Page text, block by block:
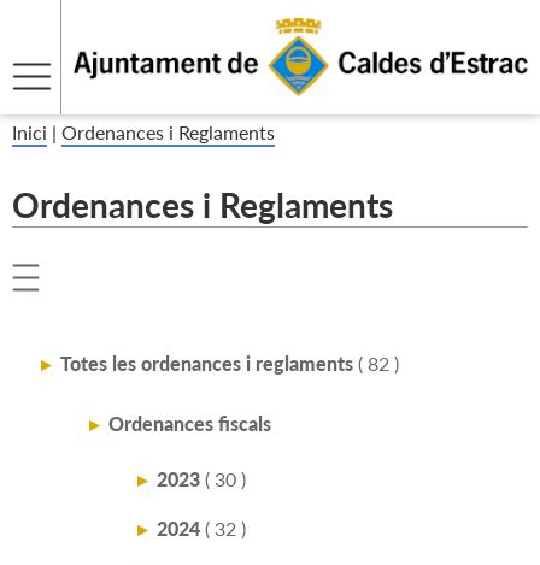
Inici | Ordenances i Reglaments
Ordenances i Reglaments
Totes les ordenances i reglaments ( 82 )
Ordenances fiscals
2023 ( 30 )
2024 ( 32 )